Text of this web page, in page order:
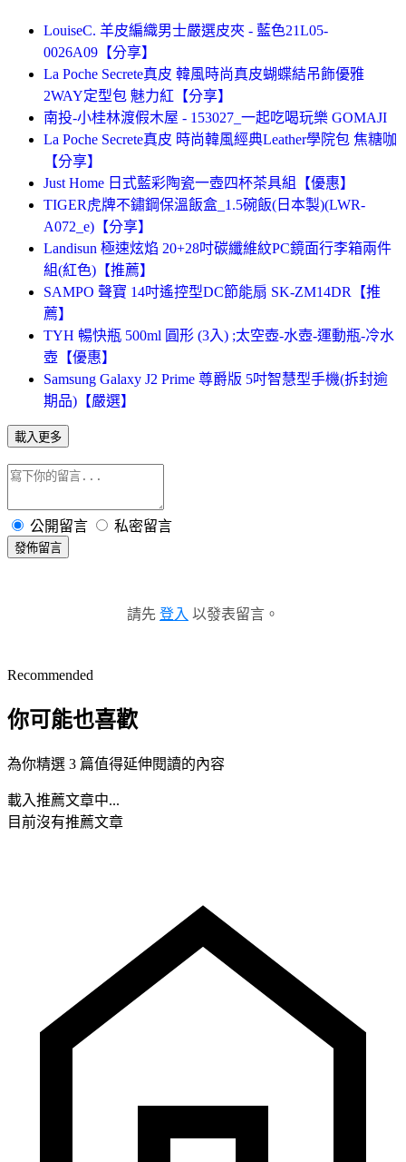
LouiseC. 羊皮編織男士嚴選皮夾 - 藍色21L05-
0026A09【分享】
La Poche Secrete真皮 韓風時尚真皮蝴蝶結吊飾優雅
2WAY定型包 魅力紅【分享】
南投-小桂林渡假木屋 - 153027_一起吃喝玩樂 GOMAJI
La Poche Secrete真皮 時尚韓風經典Leather學院包 焦糖咖
【分享】
Just Home 日式藍彩陶瓷一壺四杯茶具組【優惠】
TIGER虎牌不鏽鋼保溫飯盒_1.5碗飯(日本製)(LWR-
A072_e)【分享】
Landisun 極速炫焰 20+28吋碳纖維紋PC鏡面行李箱兩件
組(紅色)【推薦】
SAMPO 聲寶 14吋遙控型DC節能扇 SK-ZM14DR【推
薦】
TYH 暢快瓶 500ml 圓形 (3入) ;太空壺-水壺-運動瓶-冷水
壺【優惠】
Samsung Galaxy J2 Prime 尊爵版 5吋智慧型手機(拆封逾
期品)【嚴選】
載入更多
公開留言 私密留言
發佈留言
請先 登入 以發表留言。
Recommended
你可能也喜歡
為你精選 3 篇值得延伸閱讀的內容
載入推薦文章中...
目前沒有推薦文章